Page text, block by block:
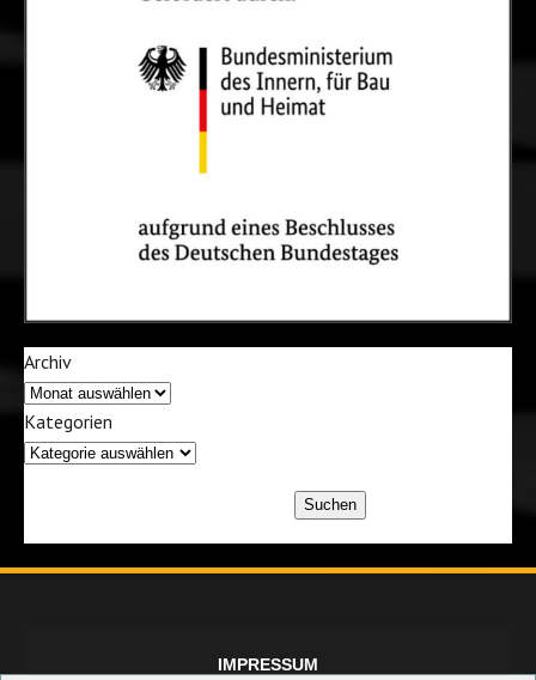
Archiv
Kategorien
Suchen
IMPRESSUM